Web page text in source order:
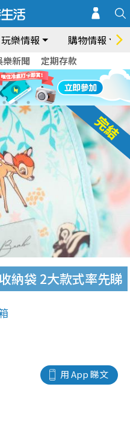
玩樂情報 購物情報
樂新聞 定期存款
納袋 2大款式率先睇
用 App 睇文